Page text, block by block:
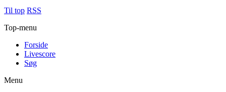
Til top RSS
Top-menu
Forside
Livescore
Søg
Menu